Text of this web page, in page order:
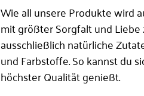
Wie all unsere Produkte wird
mit größter Sorgfalt und
ausschließlich natürliche
und Farbstoffe. So kannst du
höchster Qualität genießt.